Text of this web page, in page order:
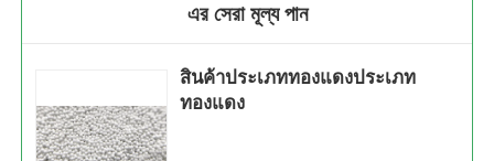
এর সেরা মূল্য পান
สินค้าประเภททองแดงประเภท
ทองแดง